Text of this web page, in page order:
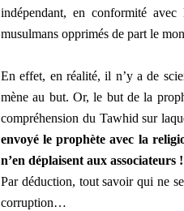
indépendant, en conformité
musulmans opprimés de part le
En effet, en réalité, il n’y a de
mène au but. Or, le but de la
compréhension du Tawhid sur
envoyé le prophète avec la
n’en déplaisent aux associateurs !
Par déduction, tout savoir qui ne
corruption…